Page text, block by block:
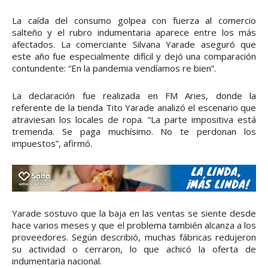
La caída del consumo golpea con fuerza al comercio
salteño y el rubro indumentaria aparece entre los más
afectados. La comerciante Silvana Yarade aseguró que
este año fue especialmente difícil y dejó una comparación
contundente: “En la pandemia vendíamos re bien”.
La declaración fue realizada en FM Aries, donde la
referente de la tienda Tito Yarade analizó el escenario que
atraviesan los locales de ropa. “La parte impositiva está
tremenda. Se paga muchísimo. No te perdonan los
impuestos”, afirmó.
Yarade sostuvo que la baja en las ventas se siente desde
hace varios meses y que el problema también alcanza a los
proveedores. Según describió, muchas fábricas redujeron
su actividad o cerraron, lo que achicó la oferta de
indumentaria nacional.